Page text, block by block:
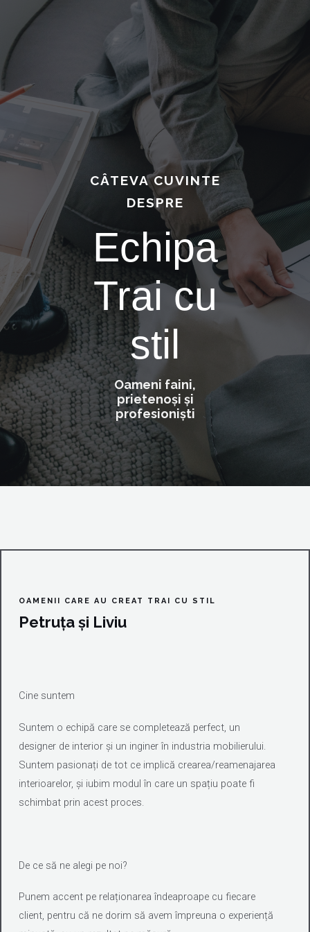
content
CÂTEVA CUVINTE
DESPRE
Echipa
Trai cu
stil
Oameni faini,
prietenoși și
profesioniști
OAMENII CARE AU CREAT TRAI CU STIL
Petruța și Liviu
Cine suntem
Suntem o echipă care se completează perfect, un
designer de interior și un inginer în industria mobilierului.
Suntem pasionați de tot ce implică crearea/reamenajarea
interioarelor, și iubim modul în care un spațiu poate fi
schimbat prin acest proces.
De ce să ne alegi pe noi?
Punem accent pe relaționarea îndeaproape cu fiecare
client, pentru că ne dorim să avem împreuna o experiență